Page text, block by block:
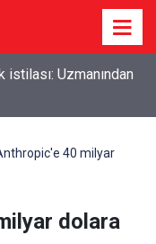
Uzmanından
40 milyar
dolara